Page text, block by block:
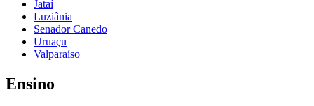
Jataí
Luziânia
Senador Canedo
Uruaçu
Valparaíso
Ensino